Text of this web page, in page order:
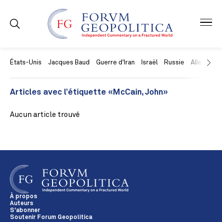
États-Unis Jacques Baud Guerre d'Iran Israël Russie Allemagne
Articles avec l’étiquette «McCain, John»
Aucun article trouvé
À propos
Auteurs
S'abonner
Soutenir Forum Geopolitica